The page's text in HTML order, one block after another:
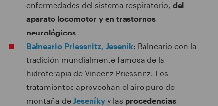
enfermedades del sistema respiratorio, del
aparato locomotor y en trastornos
neurológicos.
Balneario Priessnitz, Jeseník: Balneario con la
tradición mundialmente famosa de la
hidroterapia de Vincenz Priessnitz. Los
tratamientos aprovechan el aire puro de
montaña de Jeseníky y las procedencias